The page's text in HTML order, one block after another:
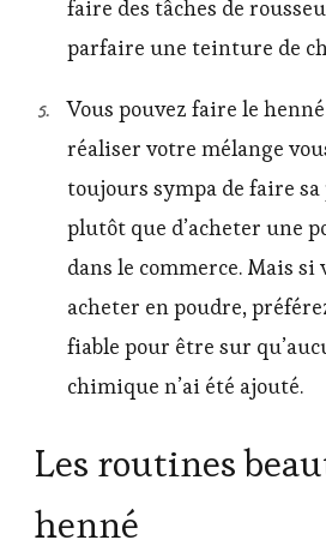
faire des tâches de
parfaire une teinture de
Vous pouvez faire le
réaliser votre mélange
toujours sympa de faire
plutôt que d’acheter une
dans le commerce. Mais si
acheter en poudre,
fiable pour être sur
chimique n’ai été ajouté.
Les routines
henné